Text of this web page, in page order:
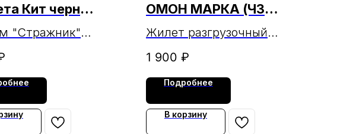
Кит черн
"Стражник"
Кит черн МАРКА
ОМОН МАРКА (ЧЗ
01.04.24г.)
Жилет разгрузочный
ОМОН МАРКА
1 900 ₽
Подробнее
В корзину